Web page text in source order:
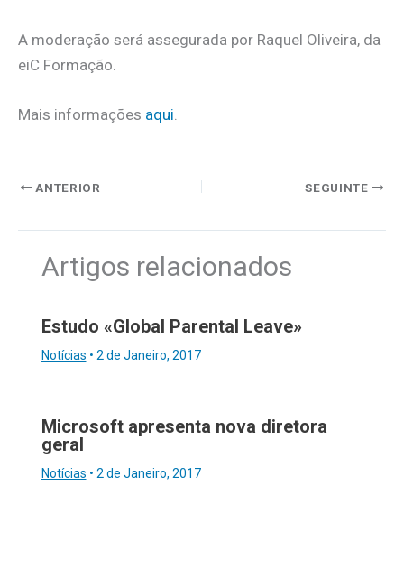
A moderação será assegurada por Raquel Oliveira, da
eiC Formação.
Mais informações aqui.
ANTERIOR SEGUINTE
Artigos relacionados
Estudo «Global Parental Leave»
Notícias • 2 de Janeiro, 2017
Microsoft apresenta nova diretora
geral
Notícias • 2 de Janeiro, 2017